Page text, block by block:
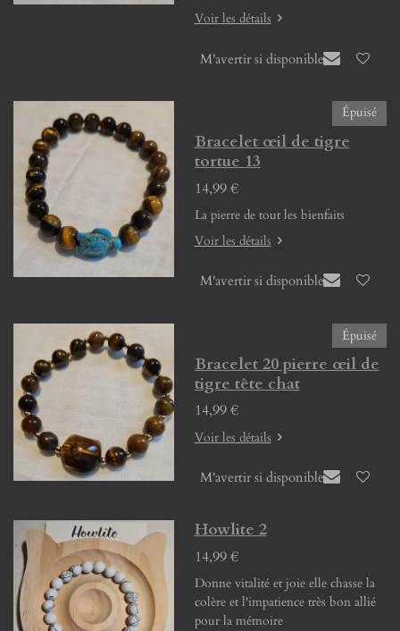
Voir les détails
M'avertir si disponible
Épuisé
Bracelet œil de tigre
tortue 13
14,99 €
La pierre de tout les bienfaits
Voir les détails
M'avertir si disponible
Épuisé
Bracelet 20 pierre œil de
tigre tête chat
14,99 €
Voir les détails
M'avertir si disponible
Howlite 2
14,99 €
Donne vitalité et joie elle chasse la
colère et l'impatience très bon allié
pour la mémoire